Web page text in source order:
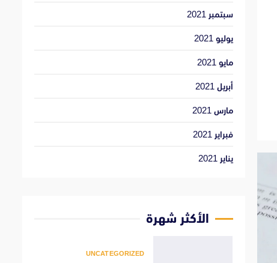
سبتمبر 2021
يوليو 2021
مايو 2021
أبريل 2021
مارس 2021
فبراير 2021
يناير 2021
الأكثر شهرة
UNCATEGORIZED